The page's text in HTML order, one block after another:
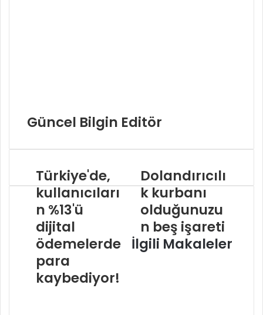
Güncel Bilgin Editör
Türkiye'de,
kullanıcıları
n %13'ü
dijital
ödemelerde
para
kaybediyor!
Dolandırıcılı
k kurbanı
olduğunuzu
n beş işareti
İlgili Makaleler